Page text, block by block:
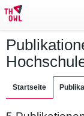
Startseite